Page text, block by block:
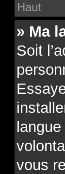
Haut
» Ma
Soit
vous